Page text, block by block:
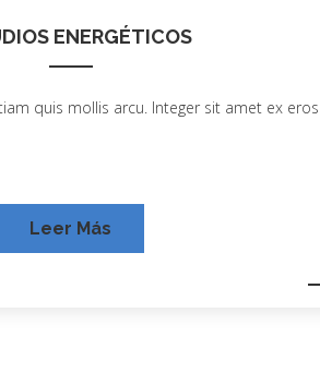
ENERGÉTICOS
quis mollis arcu. Integer sit amet ex eros
Leer Más